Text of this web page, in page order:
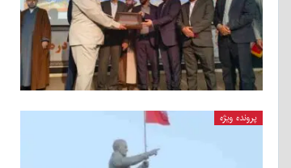
پرونده ویژه